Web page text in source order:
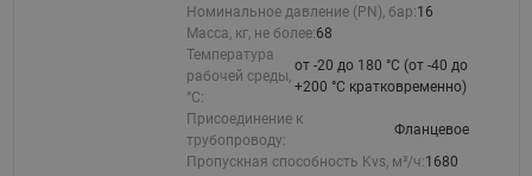
Номинальное давление (PN), бар:16
Масса, кг, не более:68
Температура
рабочей среды,
°С:
от -20 до 180 °C (от -40 до
+200 °С кратковременно)
Присоединение к
трубопроводу:
Фланцевое
Пропускная способность Kvs, м³/ч:1680